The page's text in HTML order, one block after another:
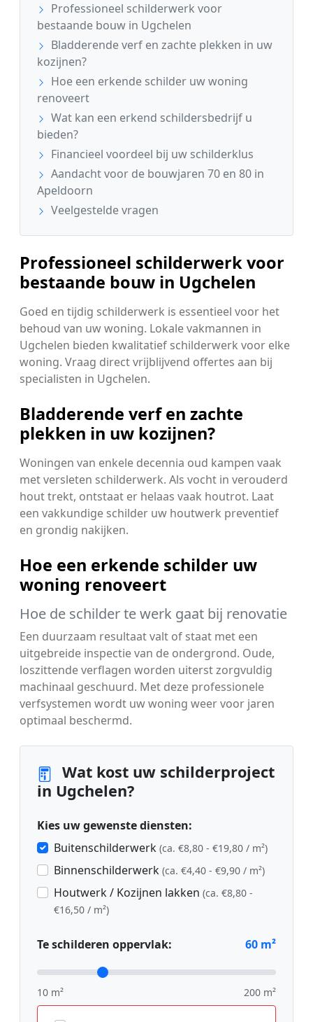
Professioneel schilderwerk voor
bestaande bouw in Ugchelen
Bladderende verf en zachte plekken in uw
kozijnen?
Hoe een erkende schilder uw woning
renoveert
Wat kan een erkend schildersbedrijf u
bieden?
Financieel voordeel bij uw schilderklus
Aandacht voor de bouwjaren 70 en 80 in
Apeldoorn
Veelgestelde vragen
Professioneel schilderwerk voor
bestaande bouw in Ugchelen
Goed en tijdig schilderwerk is essentieel voor het
behoud van uw woning. Lokale vakmannen in
Ugchelen bieden kwalitatief schilderwerk voor elke
woning. Vraag direct vrijblijvend offertes aan bij
specialisten in Ugchelen.
Bladderende verf en zachte
plekken in uw kozijnen?
Woningen van enkele decennia oud kampen vaak
met versleten schilderwerk. Als vocht in verouderd
hout trekt, ontstaat er helaas vaak houtrot. Laat
een vakkundige schilder uw houtwerk preventief
en grondig nakijken.
Hoe een erkende schilder uw
woning renoveert
Hoe de schilder te werk gaat bij renovatie
Een duurzaam resultaat valt of staat met een
uitgebreide inspectie van de ondergrond. Oude,
loszittende verflagen worden uiterst zorgvuldig
machinaal geschuurd. Met deze professionele
verfsystemen wordt uw woning weer voor jaren
optimaal beschermd.
Wat kost uw schilderproject
in Ugchelen?
Kies uw gewenste diensten:
Buitenschilderwerk (ca. €8,80 - €19,80 / m²)
Binnenschilderwerk (ca. €4,40 - €9,90 / m²)
Houtwerk / Kozijnen lakken (ca. €8,80 -
€16,50 / m²)
Te schilderen oppervlak: 60 m²
10 m² 200 m²